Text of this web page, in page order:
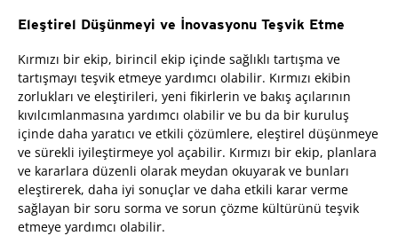
Eleştirel Düşünmeyi ve İnovasyonu Teşvik Etme
Kırmızı bir ekip, birincil ekip içinde sağlıklı tartışma ve
tartışmayı teşvik etmeye yardımcı olabilir. Kırmızı ekibin
zorlukları ve eleştirileri, yeni fikirlerin ve bakış açılarının
kıvılcımlanmasına yardımcı olabilir ve bu da bir kuruluş
içinde daha yaratıcı ve etkili çözümlere, eleştirel düşünmeye
ve sürekli iyileştirmeye yol açabilir. Kırmızı bir ekip, planlara
ve kararlara düzenli olarak meydan okuyarak ve bunları
eleştirerek, daha iyi sonuçlar ve daha etkili karar verme
sağlayan bir soru sorma ve sorun çözme kültürünü teşvik
etmeye yardımcı olabilir.